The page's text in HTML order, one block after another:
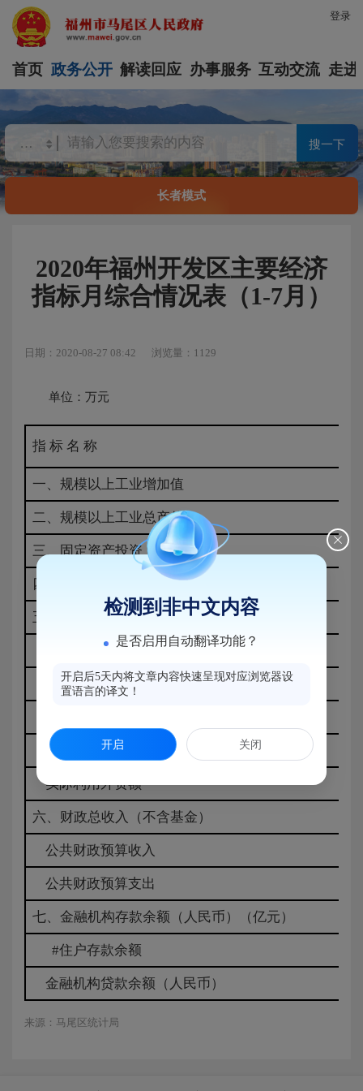
登录
首页 政务公开 解读回应 办事服务 互动交流 走进
搜一下
长者模式
2020年福州开发区主要经济
指标月综合情况表（1-7月）
日期：2020-08-27 08:42 浏览量：1129
单位：万元
指 标 名 称
一、规模以上工业增加值
二、规模以上工业总产值
三、固定资产投资
四、社会消费品零售总额
五、进出口总额（万元）(上月止)
#出口总额
进口总额
新批合同外资金额(万美元)
实际利用外资额
六、财政总收入（不含基金）
公共财政预算收入
公共财政预算支出
七、金融机构存款余额（人民币）（亿元）
#住户存款余额
金融机构贷款余额（人民币）
来源：马尾区统计局
检测到非中文内容
是否启用自动翻译功能？
开启后5天内将文章内容快速呈现对应浏览器设
置语言的译文！
开启 关闭